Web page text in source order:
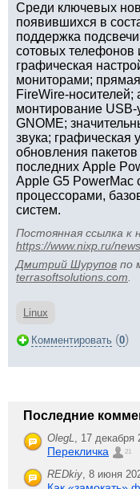
Среди ключевых
появившихся в
поддержка
сотовых телефонов
графическая
мониторами; прямая
FireWire-носителей;
монтирование USB-
GNOME;
звука; графическая
обновления
последних Apple
Apple G5 PowerMac
процессорами,
систем.
Постоянная ссылка к
https://www.nixp.ru/
Дмитрий Шурупов по
terrasoftsolutions.com
Linux
Комментировать (0)
Последние
OlegL, 17 декабря
Перекличка 21
REDkiy, 8 июня